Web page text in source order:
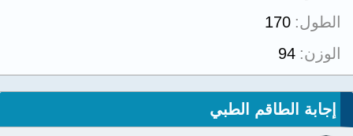
الطول 170
الوزن 94
إجابة الطاقم الطبي